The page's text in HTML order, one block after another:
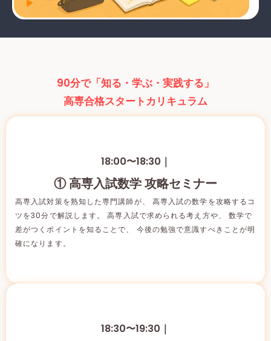
90分で「知る・学ぶ・実践する」
高専合格スタートカリキュラム
18:00〜18:30｜
① 高専入試数学 攻略セミナー
高専入試対策を熟知した専門講師が、 高専入試の数学を攻略するコ
ツを30分で解説します。 高専入試で求められる考え方や、 数学で
差がつくポイントを知ることで、 今後の勉強で意識すべきことが明
確になります。
18:30〜19:30｜